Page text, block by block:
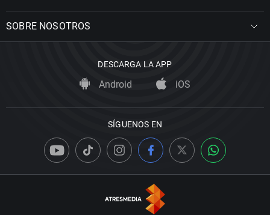
SOBRE NOSOTROS
DESCARGA LA APP
Android iOS
SÍGUENOS EN